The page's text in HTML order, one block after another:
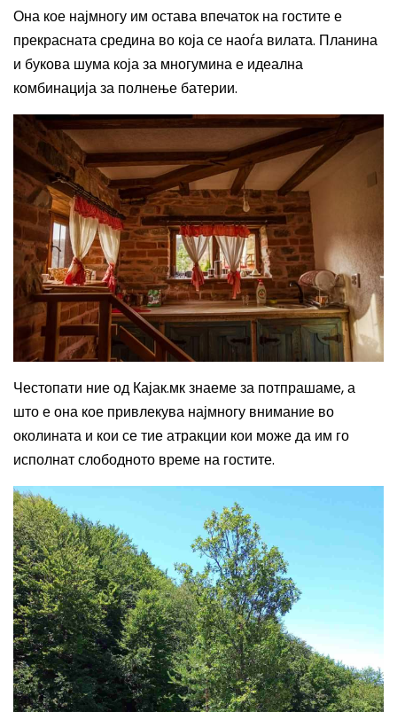
Она кое најмногу им остава впечаток на гостите е
прекрасната средина во која се наоѓа вилата. Планина
и букова шума која за многумина е идеална
комбинација за полнење батерии.
Честопати ние од Кајак.мк знаеме за потпрашаме, а
што е она кое привлекува најмногу внимание во
околината и кои се тие атракции кои може да им го
исполнат слободното време на гостите.